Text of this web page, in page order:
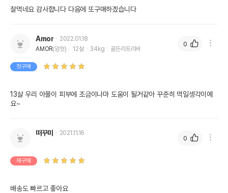
잘먹네요 감사합니다 다음에 또구매하겠습니다
Amor
2022.01.18
AMOR(암컷) 12살 34kg 골든리트리버
첫구매
13살 우리 아몰이 피부에 조금이나마 도움이 될거같아 꾸준히 먹일생각이예
요~
0
떠꾸미 2021.11.16
재구매
배송도 빠르고 좋아요
0